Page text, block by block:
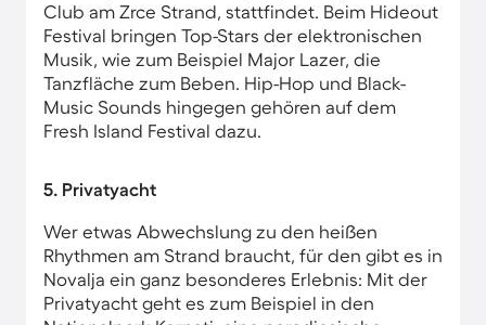
Club am Zrce Strand, stattfindet. Beim Hideout
Festival bringen Top-Stars der elektronischen
Musik, wie zum Beispiel Major Lazer, die
Tanzfläche zum Beben. Hip-Hop und Black-
Music Sounds hingegen gehören auf dem
Fresh Island Festival dazu.
5. Privatyacht
Wer etwas Abwechslung zu den heißen
Rhythmen am Strand braucht, für den gibt es in
Novalja ein ganz besonderes Erlebnis: Mit der
Privatyacht geht es zum Beispiel in den